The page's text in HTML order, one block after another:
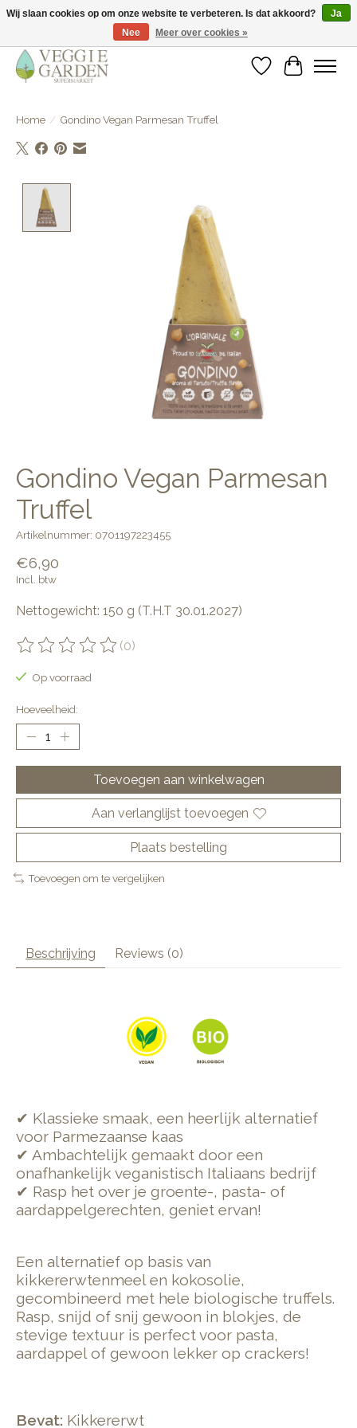
vegan & veggie products | free store pick-up
Verlanglijst
Home / Gondino Vegan Parmesan Truffel
Gondino Vegan Parmesan
Truffel
Artikelnummer: 0701197223455
€6,90
Incl. btw
Nettogewicht: 150 g (T.H.T 30.01.2027)
De beoordeling van dit product is
(0)
Op voorraad
Hoeveelheid:
Toevoegen aan winkelwagen
Aan verlanglijst toevoegen
Plaats bestelling
Toevoegen om te vergelijken
Beschrijving Reviews (0)
✔ Klassieke smaak, een heerlijk alternatief
voor Parmezaanse kaas
✔ Ambachtelijk gemaakt door een
onafhankelijk veganistisch Italiaans bedrijf
✔ Rasp het over je groente-, pasta- of
aardappelgerechten, geniet ervan!
Een alternatief op basis van
kikkererwtenmeel en kokosolie,
gecombineerd met hele biologische truffels.
Rasp, snijd of snij gewoon in blokjes, de
stevige textuur is perfect voor pasta,
aardappel of gewoon lekker op crackers!
Bevat: Kikkererwt
Wij slaan cookies op om onze website te verbeteren. Is dat akkoord?
Ja
Nee
Meer over cookies »